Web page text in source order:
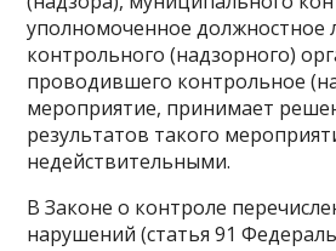
уполномоченное должностное
контрольного (надзорного)
проводившего контрольное
мероприятие, принимает
результатов такого
недействительными.
В Законе о контроле
нарушений (статья 91